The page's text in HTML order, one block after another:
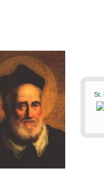
St.